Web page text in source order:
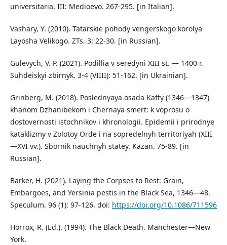
universitaria. III: Medioevo. 267-295. [in Italian].
Vashary, Y. (2010). Tatarskie pohody vengerskogo korolya
Layosha Velikogo. ZTs. 3: 22-30. [in Russian].
Gulevych, V. P. (2021). Podillia v seredyni XIII st. — 1400 r.
Suhdeiskyi zbirnyk. 3-4 (VIIII): 51-162. [in Ukrainian].
Grinberg, M. (2018). Poslednyaya osada Kaffy (1346—1347)
khanom Dzhanibekom i Chernaya smert: k voprosu o
dostovernosti istochnikov i khronologii. Epidemii i prirodnye
kataklizmy v Zolotoy Orde i na sopredelnyh territoriyah (XIII
—XVI vv.). Sbornik nauchnyh statey. Kazan. 75-89. [in
Russian].
Barker, H. (2021). Laying the Corpses to Rest: Grain,
Embargoes, and Yersinia pestis in the Black Sea, 1346—48.
Speculum. 96 (1): 97-126. doi: https://doi.org/10.1086/711596
Horrox, R. (Ed.). (1994). The Black Death. Manchester—New
York.